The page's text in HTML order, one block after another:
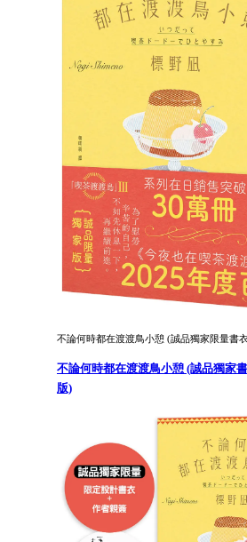
不論何時都在渡渡鳥小憩 (誠品獨家限量書
不論何時都在渡渡鳥小憩 (誠品獨家
版)